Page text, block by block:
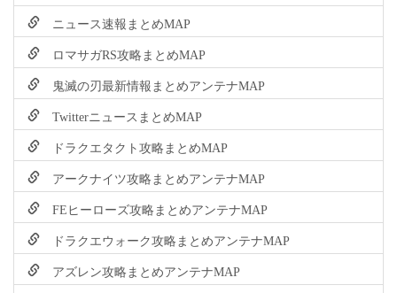
ニュース速報まとめMAP
ロマサガRS攻略まとめMAP
鬼滅の刃最新情報まとめアンテナMAP
TwitterニュースまとめMAP
ドラクエタクト攻略まとめMAP
アークナイツ攻略まとめアンテナMAP
FEヒーローズ攻略まとめアンテナMAP
ドラクエウォーク攻略まとめアンテナMAP
アズレン攻略まとめアンテナMAP